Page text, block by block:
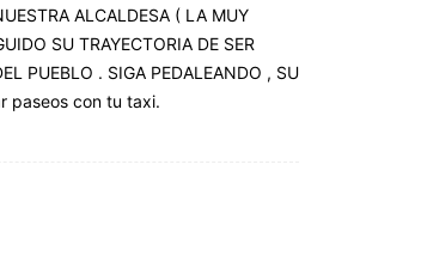
ALCALDESA ( LA MUY
SU TRAYECTORIA DE SER
PUEBLO . SIGA PEDALEANDO , SU
paseos con tu taxi.